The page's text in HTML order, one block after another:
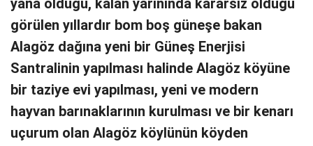
yana olduğu, kalan yarınında kararsız olduğu
görülen yıllardır bom boş güneşe bakan
Alagöz dağına yeni bir Güneş Enerjisi
Santralinin yapılması halinde Alagöz köyüne
bir taziye evi yapılması, yeni ve modern
hayvan barınaklarının kurulması ve bir kenarı
uçurum olan Alagöz köylünün köyden